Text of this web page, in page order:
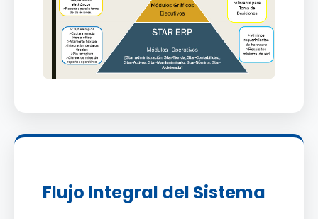
Flujo Integral del Sistema